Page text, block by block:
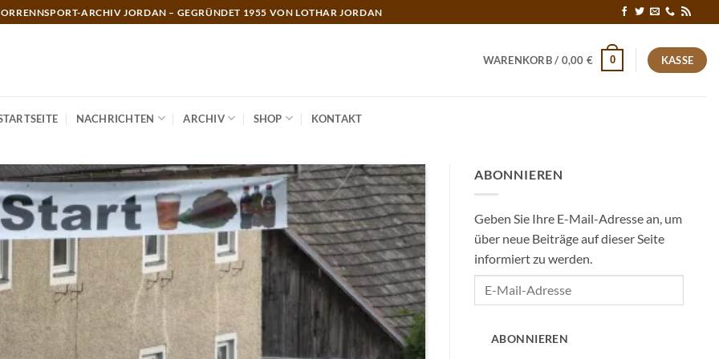
ARCHIV JORDAN – GEGRÜNDET 1955 VON LOTHAR JORDAN
WARENKORB / 0,00 € 0 KASSE
NACHRICHTEN ARCHIV SHOP KONTAKT
ABONNIEREN
Geben Sie Ihre E-Mail-Adresse an, um
über neue Beiträge auf dieser Seite
informiert zu werden.
Mail-
ABONNIEREN